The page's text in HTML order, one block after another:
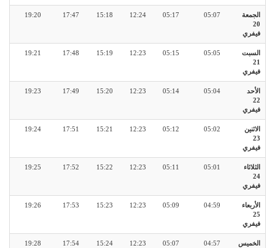
الجمعة
20
فيفري
05:07
05:17
12:24
15:18
17:47
19:20
السبت
21
فيفري
05:05
05:15
12:23
15:19
17:48
19:21
الأحد
22
فيفري
05:04
05:14
12:23
15:20
17:49
19:23
الاثنين
23
فيفري
05:02
05:12
12:23
15:21
17:51
19:24
الثلاثاء
24
فيفري
05:01
05:11
12:23
15:22
17:52
19:25
الأربعاء
25
فيفري
04:59
05:09
12:23
15:23
17:53
19:26
الخميس
04:57
05:07
12:23
15:24
17:54
19:28